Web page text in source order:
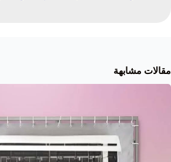
مقالات مشابهة